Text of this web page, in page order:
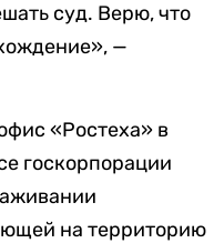
суд. Верю, что
—
«Ростеха» в
госкорпорации
на территорию